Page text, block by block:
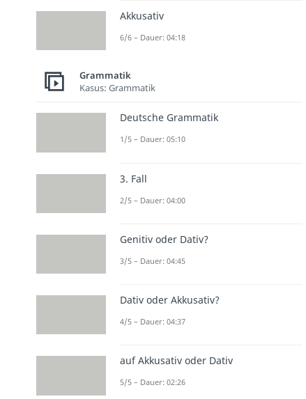
Akkusativ
6/6 – Dauer: 04:18
Grammatik
Kasus: Grammatik
Deutsche Grammatik
1/5 – Dauer: 05:10
3. Fall
2/5 – Dauer: 04:00
Genitiv oder Dativ?
3/5 – Dauer: 04:45
Dativ oder Akkusativ?
4/5 – Dauer: 04:37
auf Akkusativ oder Dativ
5/5 – Dauer: 02:26